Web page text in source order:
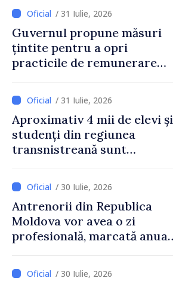
dezvoltar/ 31 Iulie, 2026
Guvernul propune măsuri
țintite pentru a opri
practicile de remunerare
/ 31 Iulie, 2026
Aproximativ 4 mii de elevi și
studenți din regiunea
transnistreană sunt
educațional național
/ 30 Iulie, 2026
Antrenorii din Republica
Moldova vor avea o zi
profesională, marcată anual
/ 30 Iulie, 2026